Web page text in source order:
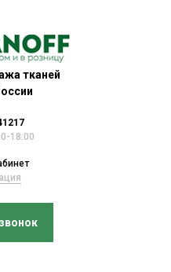
тканей
18:00